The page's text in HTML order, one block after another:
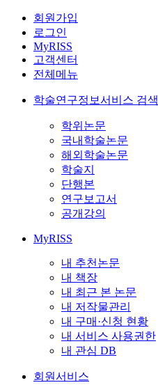
회원가입
로그인
MyRISS
고객센터
전체메뉴
학술연구정보서비스 검색
학위논문
국내학술논문
해외학술논문
학술지
단행본
연구보고서
공개강의
MyRISS
내 추천논문
내 책장
내 최근 본 논문
내 저작물관리
내 구매·신청 현황
내 서비스 사용권한
내 관심 DB
회원서비스